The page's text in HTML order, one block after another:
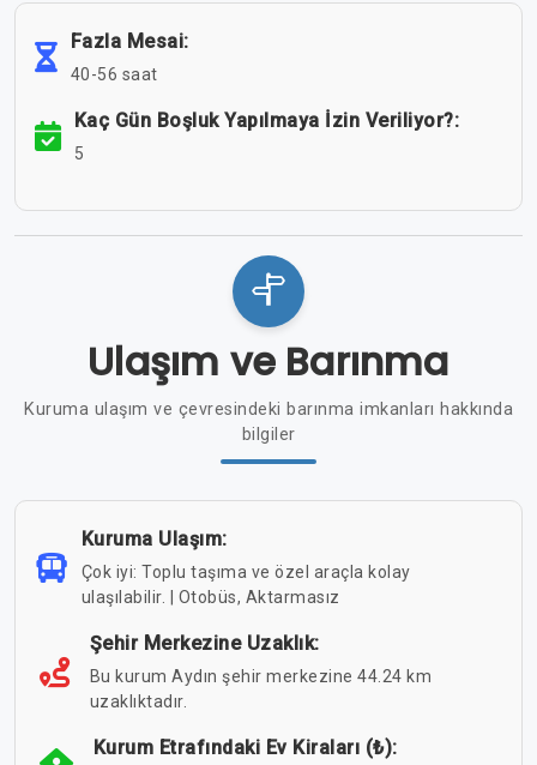
Fazla Mesai:
40-56 saat
Kaç Gün Boşluk Yapılmaya İzin Veriliyor?:
5
Ulaşım ve Barınma
Kuruma ulaşım ve çevresindeki barınma imkanları hakkında
bilgiler
Kuruma Ulaşım:
Çok iyi: Toplu taşıma ve özel araçla kolay
ulaşılabilir. | Otobüs, Aktarmasız
Şehir Merkezine Uzaklık:
Bu kurum Aydın şehir merkezine 44.24 km
uzaklıktadır.
Kurum Etrafındaki Ev Kiraları (₺):